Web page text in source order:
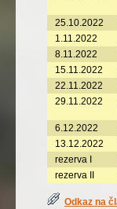
25.10.2022
1.11.2022
8.11.2022
15.11.2022
22.11.2022
29.11.2022
6.12.2022
13.12.2022
rezerva I
rezerva II
Odkaz na